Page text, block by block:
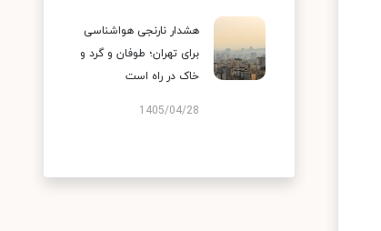
هشدار نارنجی هواشناسی
برای تهران؛ طوفان و گرد و
خاک در راه است
1405/04/28